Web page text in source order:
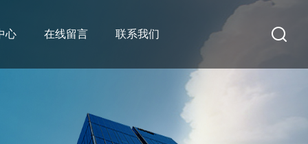
心 在线留言 联系我们